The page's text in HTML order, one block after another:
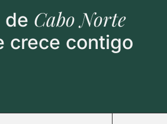
de Cabo Norte
crece contigo